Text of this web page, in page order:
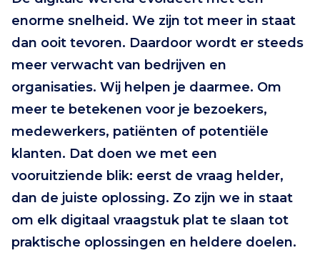
enorme snelheid. We zijn tot meer in staat
dan ooit tevoren. Daardoor wordt er steeds
meer verwacht van bedrijven en
organisaties. Wij helpen je daarmee. Om
meer te betekenen voor je bezoekers,
medewerkers, patiënten of potentiële
klanten. Dat doen we met een
vooruitziende blik: eerst de vraag helder,
dan de juiste oplossing. Zo zijn we in staat
om elk digitaal vraagstuk plat te slaan tot
praktische oplossingen en heldere doelen.